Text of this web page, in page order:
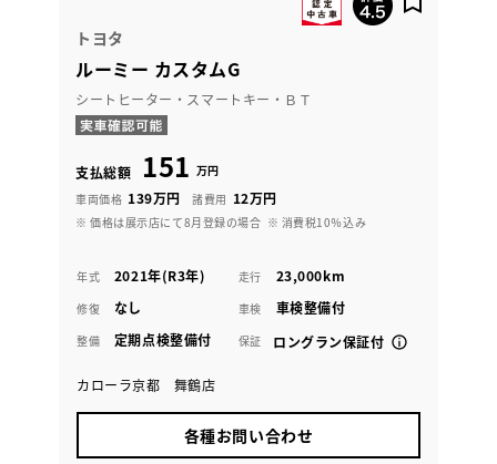
トヨタ
ルーミー カスタムG
シートヒーター・スマートキー・ＢＴ
支払総額 151 万円
車両価格 139万円 諸費用 12万円
※ 価格は展示店にて8月登録の場合 ※ 消費税10％込み
年式 2021年(R3年) 走行 23,000km
修復 なし 車検 車検整備付
整備 定期点検整備付 保証 ロングラン保証付
カローラ京都 舞鶴店
各種お問い合わせ